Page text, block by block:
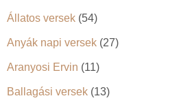
Állatos versek (54)
Anyák napi versek (27)
Aranyosi Ervin (11)
Ballagási versek (13)